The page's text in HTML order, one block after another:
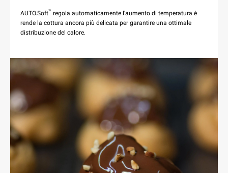
AUTO.Soft™ regola automaticamente l'aumento di temperatura è
rende la cottura ancora più delicata per garantire una ottimale
distribuzione del calore.